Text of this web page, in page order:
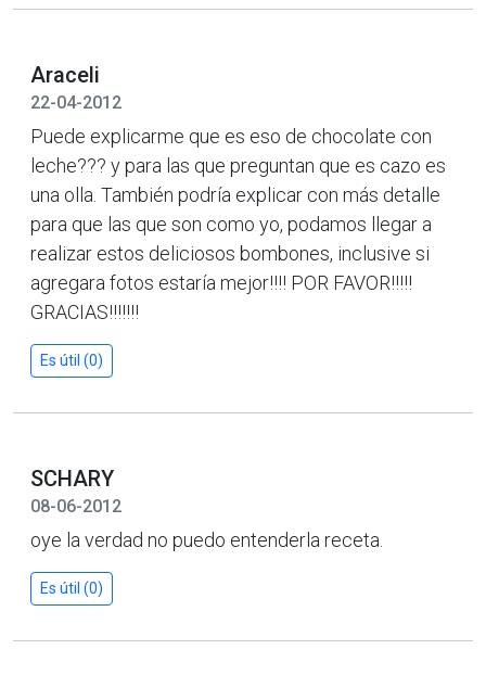
Araceli
22-04-2012
Puede explicarme que es eso de chocolate con
leche??? y para las que preguntan que es cazo es
una olla. También podría explicar con más detalle
para que las que son como yo, podamos llegar a
realizar estos deliciosos bombones, inclusive si
agregara fotos estaría mejor!!!! POR FAVOR!!!!!
GRACIAS!!!!!!!
Es útil (0)
SCHARY
08-06-2012
oye la verdad no puedo entenderla receta.
Es útil (0)